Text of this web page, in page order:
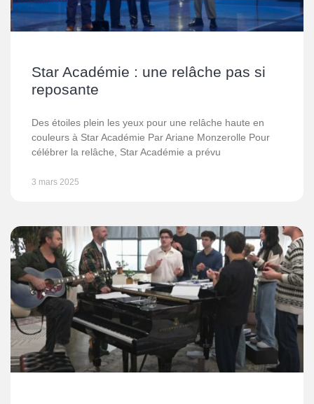
Star Académie : une relâche pas si
reposante
Des étoiles plein les yeux pour une relâche haute en
couleurs à Star Académie Par Ariane Monzerolle Pour
célébrer la relâche, Star Académie a prévu
3 mars 2025